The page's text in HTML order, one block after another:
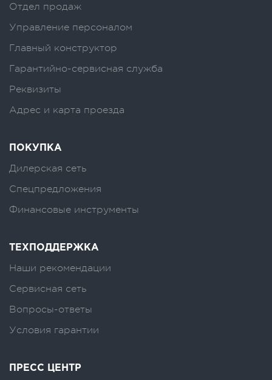
Отдел продаж
Управление персоналом
Главный конструктор
Гарантийно-сервисная служба
Реквизиты
Адрес и карта проезда
ПОКУПКА
Дилерская сеть
Спецпредложения
Финансовые инструменты
ТЕХПОДДЕРЖКА
Наши рекомендации
Сервисная сеть
Вопросы-ответы
Условия гарантии
ПРЕСС ЦЕНТР